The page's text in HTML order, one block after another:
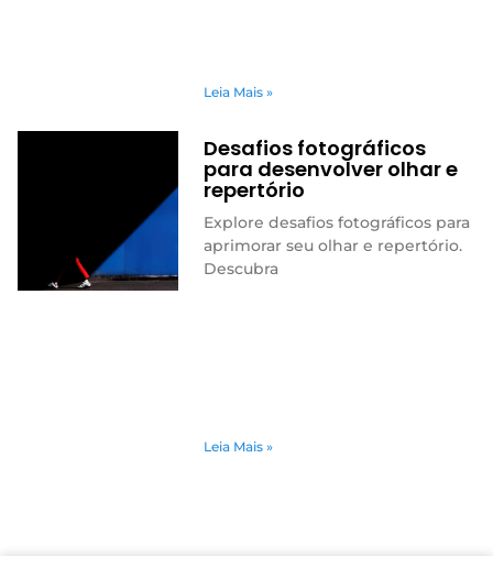
Leia Mais »
Desafios fotográficos
para desenvolver olhar e
repertório
Explore desafios fotográficos para
aprimorar seu olhar e repertório.
Descubra
Leia Mais »